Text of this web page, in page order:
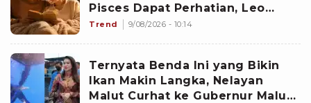
Pisces Dapat Perhatian, Leo
Makin Dekat dengan Si Dia
Trend 9/08/2026 - 10:14
Ternyata Benda Ini yang Bikin
Ikan Makin Langka, Nelayan
Malut Curhat ke Gubernur Malut